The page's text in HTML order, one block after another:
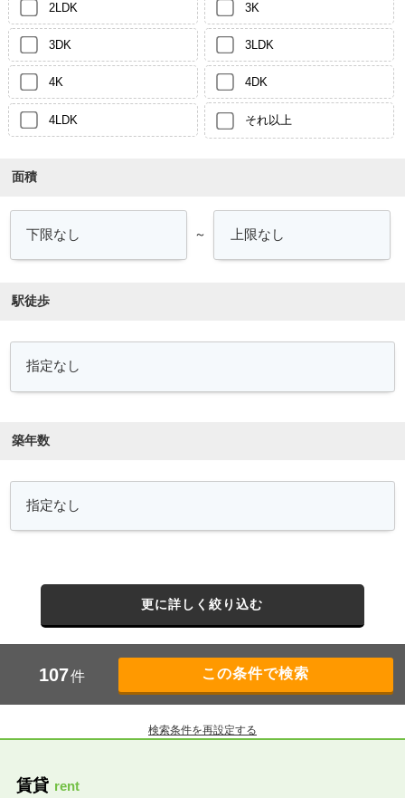
2LDK 3K
3DK 3LDK
4K 4DK
4LDK それ以上
面積
～
駅徒歩
築年数
更に詳しく絞り込む
107件
検索条件を再設定する
賃貸 rent